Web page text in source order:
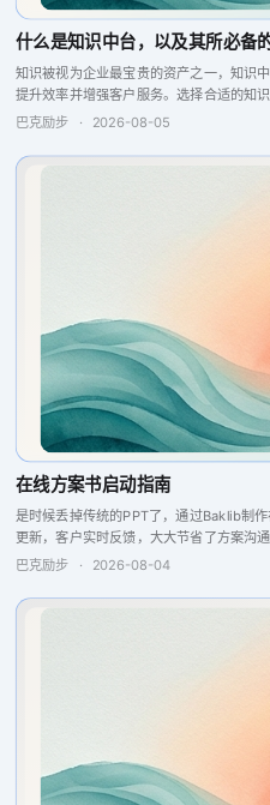
什么是知识中台，以及其所必备
知识被视为企业最宝贵的资产之一，知识
提升效率并增强客户服务。选择合适的知
搜索引擎、问答引擎以及报告分析和反馈
巴克励步 · 2026-08-05
在线方案书启动指南
是时候丢掉传统的PPT了，通过Baklib制
更新，客户实时反馈，大大节省了方案沟通
巴克励步
· 2026-08-04